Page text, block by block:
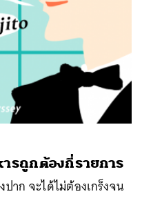
รถูกต้องกี่รายการ
าก จะได้ไม่ต้องเกร็งจน
LINE